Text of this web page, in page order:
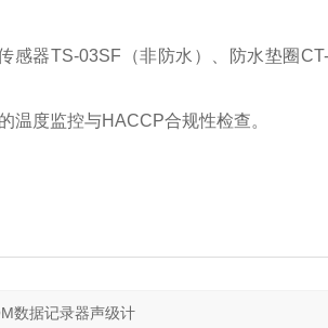
感器TS-03SF（非防水）、防水垫圈
温度监控与HACCP合规性检查。